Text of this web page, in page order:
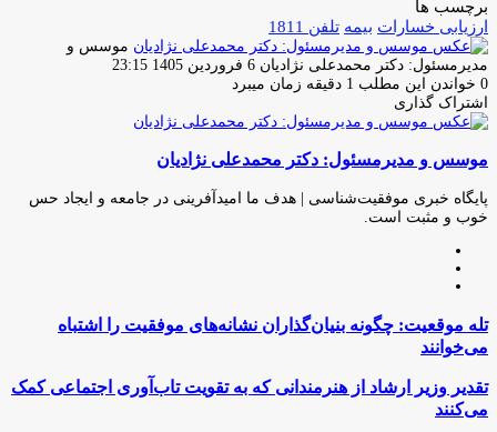
برچسب ها
ارزیابی خسارات بیمه تلفن 1811
موسس و
مدیرمسئول: دکتر محمدعلی نژادیان ارسال
ایمیل
6 فروردین 1405 23:15
0 خواندن این مطلب 1 دقیقه زمان میبرد
اشتراک گذاری
فیس
توئیتر
لینکدین
واتس
تلگرام
اشتراک
از
ایمیل
چاپ
موسس و مدیرمسئول: دکتر محمدعلی نژادیان
پایگاه خبری موفقیت‌شناسی | هدف ما امیدآفرینی در جامعه و ایجاد حس
خوب و مثبت است.
تله
موقعیت:
چگونه
بنیان‌گذاران
نشانه‌های
موفقیت
تله موقعیت: چگونه بنیان‌گذاران نشانه‌های موفقیت را اشتباه
می‌خوانند
تقدیر
وزیر
ارشاد
تقدیر وزیر ارشاد از هنرمندانی که به تقویت تاب‌آوری اجتماعی کمک
می‌کنند